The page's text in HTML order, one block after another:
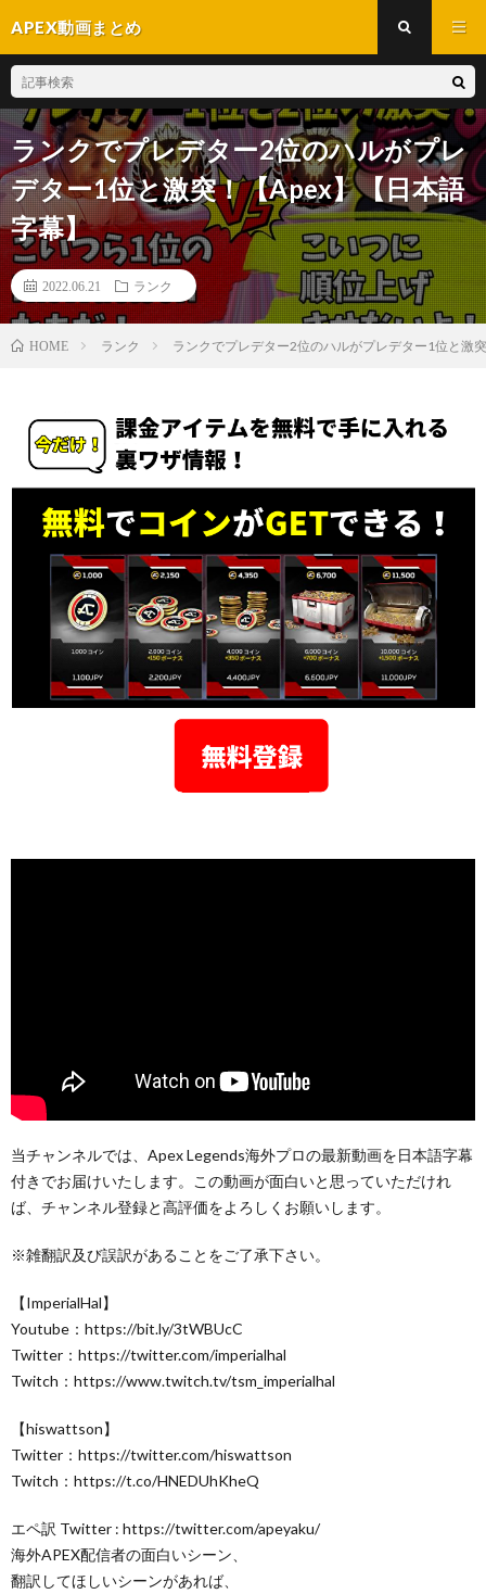
APEX動画まとめ
ランクでプレデター2位のハルがプレ
デター1位と激突！【Apex】【日本語
字幕】
2022.06.21 ランク
HOME ランク ランクでプレデター2位のハルがプレデター1位と激
当チャンネルでは、Apex Legends海外プロの最新動画を日本語字幕
付きでお届けいたします。この動画が面白いと思っていただけれ
ば、チャンネル登録と高評価をよろしくお願いします。
※雑翻訳及び誤訳があることをご了承下さい。
【ImperialHal】
Youtube：https://bit.ly/3tWBUcC
Twitter：https://twitter.com/imperialhal
Twitch：https://www.twitch.tv/tsm_imperialhal
【hiswattson】
Twitter：https://twitter.com/hiswattson
Twitch：https://t.co/HNEDUhKheQ
エペ訳 Twitter : https://twitter.com/apeyaku/
海外APEX配信者の面白いシーン、
翻訳してほしいシーンがあれば、